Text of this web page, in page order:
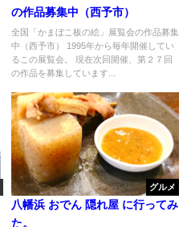
の作品募集中（西予市）
全国「かまぼこ板の絵」展覧会の作品募集
中（西予市） 1995年から毎年開催してい
るこの展覧会。 現在次回開催、第２７回
の作品を募集しています...
グルメ
八幡浜 おでん 隠れ屋 に行ってみ
た。